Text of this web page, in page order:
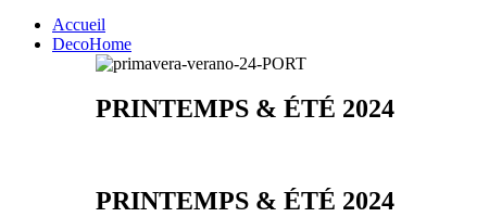
Accueil
DecoHome
PRINTEMPS & ÉTÉ 2024
PRINTEMPS & ÉTÉ 2024